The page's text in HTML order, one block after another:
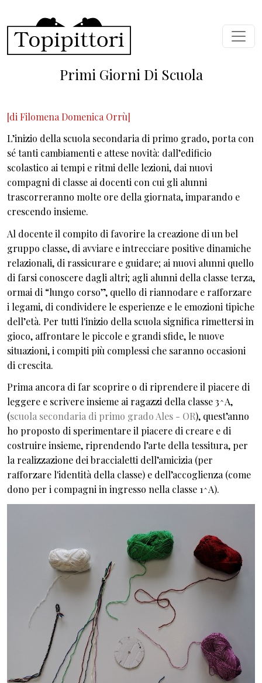
Primi Giorni Di Scuola
[di Filomena Domenica Orrù]
L’inizio della scuola secondaria di primo grado, porta con
sé tanti cambiamenti e attese novità: dall’edificio
scolastico ai tempi e ritmi delle lezioni, dai nuovi
compagni di classe ai docenti con cui gli alunni
trascorreranno molte ore della giornata, imparando e
crescendo insieme.
Al docente il compito di favorire la creazione di un bel
gruppo classe, di avviare e intrecciare positive dinamiche
relazionali, di rassicurare e guidare; ai nuovi alunni quello
di farsi conoscere dagli altri; agli alunni della classe terza,
ormai di “lungo corso”, quello di riannodare e rafforzare
i legami, di condividere le esperienze e le emozioni tipiche
dell’età. Per tutti l'inizio della scuola significa rimettersi in
gioco, affrontare le piccole e grandi sfide, le nuove
situazioni, i compiti più complessi che saranno occasioni
di crescita.
Prima ancora di far scoprire o di riprendere il piacere di
leggere e scrivere insieme ai ragazzi della classe 3^A,
(scuola secondaria di primo grado Ales - OR), quest’anno
ho proposto di sperimentare il piacere di creare e di
costruire insieme, riprendendo l’arte della tessitura, per
la realizzazione dei braccialetti dell’amicizia (per
rafforzare l'identità della classe) e dell’accoglienza (come
dono per i compagni in ingresso nella classe 1^A).